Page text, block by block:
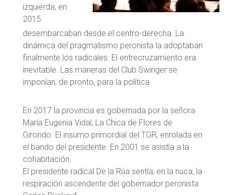
izquierda, en
2015
desembarcaban desde el centro-derecha. La
dinámica del pragmatismo peronista la adoptaban
finalmente los radicales. El entrecruzamiento era
inevitable. Las maneras del Club Swinger se
imponían, de pronto, para la política.
En 2017 la provincia es gobernada por la señora
María Eugenia Vidal, La Chica de Flores de
Girondo. El insumo primordial del TGR, enrolada en
el bando del presidente. En 2001 se asistía a la
cohabitación.
El presidente radical De la Rúa sentía, en la nuca, la
respiración ascendente del gobernador peronista